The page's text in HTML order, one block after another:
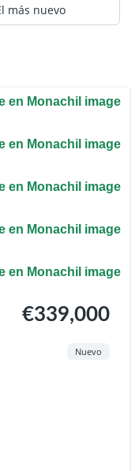
€339,000
Nuevo